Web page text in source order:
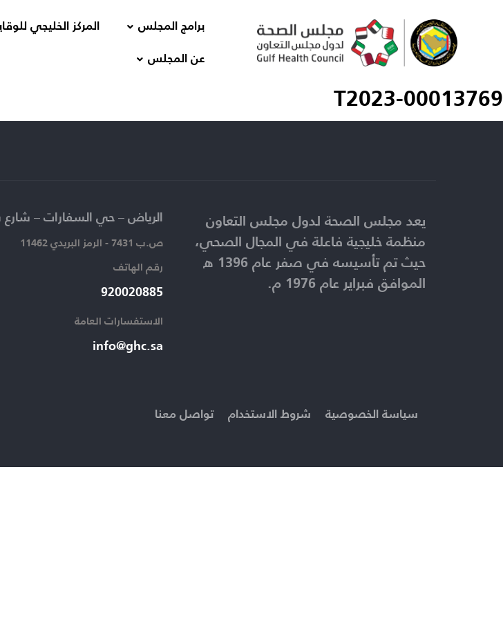
المركز الخليجي برامج المجلس
عن المجلس
T2023-00013769
الرياض – حي السفارات –
ص.ب 7431 - الرمز البريدي 11462
رقم الهاتف​
920020885​
الاستفسارات العامة ​
info@ghc.sa​
يعد مجلس الصحة لدول مجلس التعاون
منظمة خليجية فاعلة في المجال الصحي،
حيث تم تأسيسه في صفر عام 1396 ه
الموافق فبراير عام 1976 م.
تواصل معنا شروط الاستخدام سياسة الخصوصية